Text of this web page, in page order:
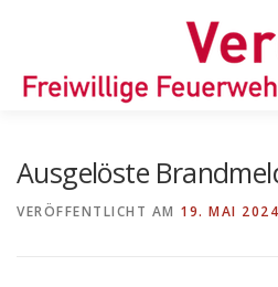
Ausgelöste
VERÖFFENTLICHT AM 19. MAI 2024